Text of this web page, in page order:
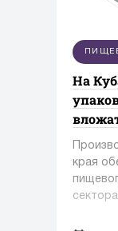
На
края